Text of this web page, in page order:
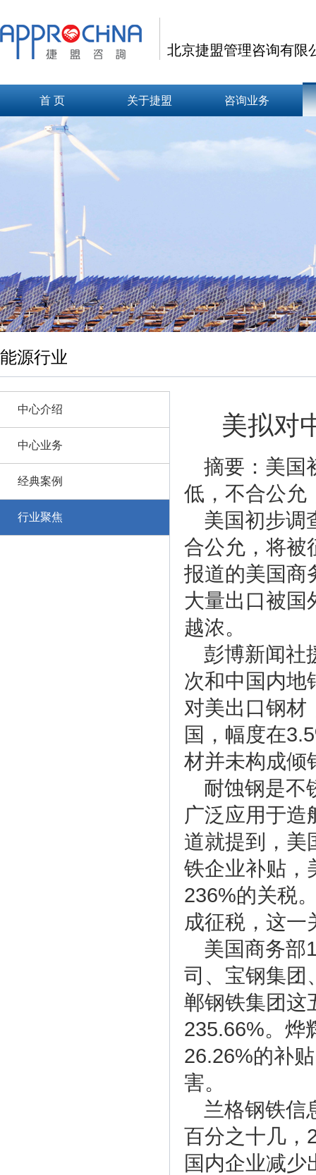
北京捷盟管理咨询有限
首 页 关于捷盟 咨询业务
能源行业
中心介绍
中心业务
经典案例
行业聚焦
美拟对
摘要：美国
低，不合公允
美国初步调
合公允，将被
报道的美国商
大量出口被国
越浓。
彭博新闻社
次和中国内地
对美出口钢材
国，幅度在
材并未构成倾
耐蚀钢是不
广泛应用于造
道就提到，美
铁企业补贴，
236%的关税
成征税，这一
美国商务部
司、宝钢集团
郸钢铁集团这
235.66%。烨
26.26%的补
害。
兰格钢铁信
百分之十几，
国内企业减少